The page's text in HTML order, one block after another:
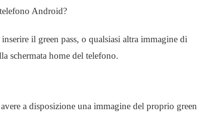
Android?
il green pass, o qualsiasi altra immagine di
schermata home del telefono.
a disposizione una immagine del proprio green